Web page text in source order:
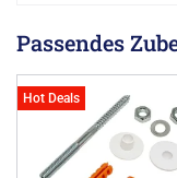
Passendes
Hot Deals